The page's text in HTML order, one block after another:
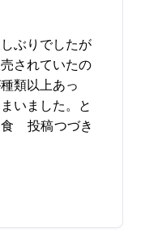
ぶりでしたが
されていたの
種類以上あっ
いました。と
17:39:47投稿つづき